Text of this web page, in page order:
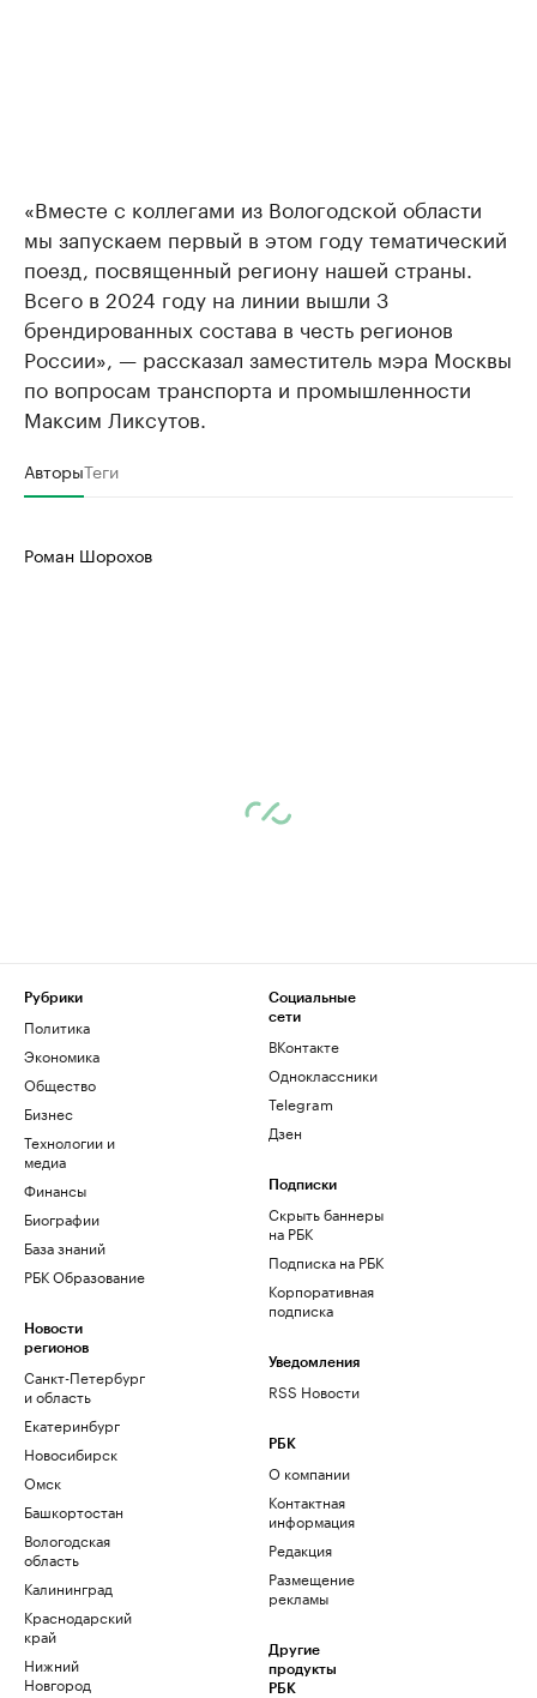
«Вместе с коллегами из Вологодской области
мы запускаем первый в этом году тематический
поезд, посвященный региону нашей страны.
Всего в 2024 году на линии вышли 3
брендированных состава в честь регионов
России», — рассказал заместитель мэра Москвы
по вопросам транспорта и промышленности
Максим Ликсутов.
АвторыТеги
Роман Шорохов
Рубрики
Политика
Экономика
Общество
Бизнес
Технологии и
медиа
Финансы
Биографии
База знаний
РБК Образование
Новости
регионов
Санкт-Петербург
и область
Екатеринбург
Новосибирск
Омск
Башкортостан
Вологодская
область
Калининград
Краснодарский
край
Нижний
Новгород
Социальные
сети
ВКонтакте
Одноклассники
Telegram
Дзен
Подписки
Скрыть баннеры
на РБК
Подписка на РБК
Корпоративная
подписка
Уведомления
RSS Новости
РБК
О компании
Контактная
информация
Редакция
Размещение
рекламы
Другие
продукты
РБК